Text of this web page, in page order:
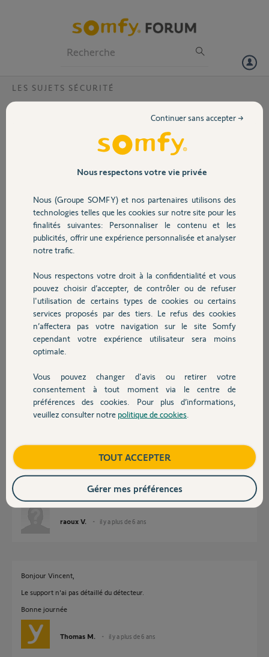
Volet
Sécurité
Domotique
Chauffage
Autres produits
Devis avec un pro
Contact
LES SUJETS SÉCURITÉ
Manque support détecteur de mouvement
Je cherche le support mural de détecteur de mouvement somfy
raoux V.
Participer au fil de discussion
Réponses
Bonjour Vincent,
Vous ne trouverez pas le support mural seul il est vendu uniquement avec
Bonne journée
Thomas M. il y a plus de 6 ans
raoux V. il y a plus de 6 ans
Bonjour Vincent,
Le support n'ai pas détaillé du détecteur.
Bonne journée
Thomas M. il y a plus de 6 ans
Nous respectons votre vie privée
Nous (Groupe SOMFY) et nos partenaires utilisons des
technologies telles que les cookies sur notre site pour les
finalités suivantes: Personnaliser le contenu et les
publicités, offrir une expérience personnalisée et analyser
notre trafic.
Nous respectons votre droit à la confidentialité et vous
pouvez choisir d’accepter, de contrôler ou de refuser
l'utilisation de certains types de cookies ou certains
services proposés par des tiers. Le refus des cookies
n’affectera pas votre navigation sur le site Somfy
cependant votre expérience utilisateur sera moins
optimale.
Vous pouvez changer d'avis ou retirer votre
consentement à tout moment via le centre de
préférences des cookies. Pour plus d’informations,
veuillez consulter notre politique de cookies
Continuer sans accepter →
TOUT ACCEPTER
Gérer mes préférences